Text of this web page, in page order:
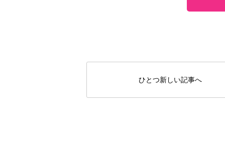
ひとつ新しい記事へ